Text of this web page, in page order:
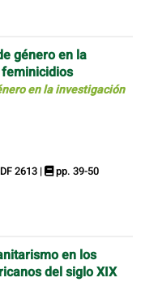
género en la
en la investigación
2613 | pp. 39-50
en los
del siglo XIX